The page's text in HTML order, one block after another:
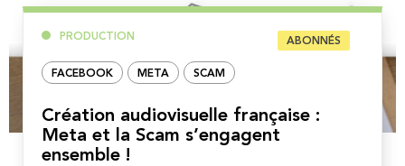
PRODUCTION ABONNÉS
FACEBOOK META SCAM
Création audiovisuelle française :
Meta et la Scam s’engagent
ensemble !